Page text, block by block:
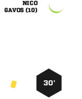

 
30’